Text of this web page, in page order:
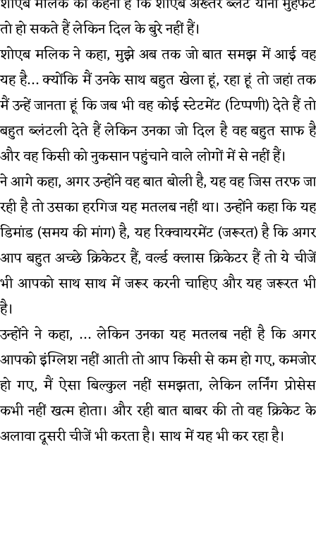
तो हो सकते हैं लेकिन दिल के बुरे नहीं हैं।
शोएब मलिक ने कहा, मुझे अब तक जो बात समझ में आई वह
यह है… क्योंकि मैं उनके साथ बहुत खेला हूं, रहा हूं तो जहां तक
मैं उन्हें जानता हूं कि जब भी वह कोई स्टेटमेंट (टिप्पणी) देते हैं तो
बहुत ब्लंटली देते हैं लेकिन उनका जो दिल है वह बहुत साफ है
और वह किसी को नुकसान पहुंचाने वाले लोगों में से नहीं हैं।
ने आगे कहा, अगर उन्होंने वह बात बोली है, यह वह जिस तरफ जा
रही है तो उसका हरगिज यह मतलब नहीं था। उन्होंने कहा कि यह
डिमांड (समय की मांग) है, यह रिक्वायरमेंट (जरूरत) है कि अगर
आप बहुत अच्छे क्रिकेटर हैं, वर्ल्ड क्लास क्रिकेटर हैं तो ये चीजें
भी आपको साथ साथ में जरूर करनी चाहिए और यह जरूरत भी
है।
उन्होंने ने कहा, … लेकिन उनका यह मतलब नहीं है कि अगर
आपको इंग्लिश नहीं आती तो आप किसी से कम हो गए, कमजोर
हो गए, मैं ऐसा बिल्कुल नहीं समझता, लेकिन लर्निंग प्रोसेस
कभी नहीं खत्म होता। और रही बात बाबर की तो वह क्रिकेट के
अलावा दूसरी चीजें भी करता है। साथ में यह भी कर रहा है।